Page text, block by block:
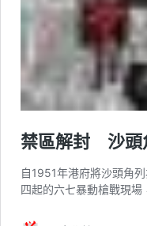
禁區解封 沙頭
自1951年港府將沙頭角
四起的六七暴動槍戰現